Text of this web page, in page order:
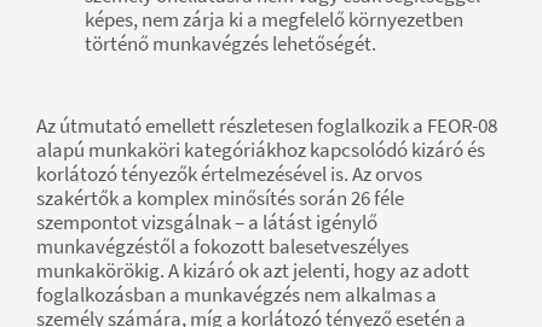
képes, nem zárja ki a megfelelő környezetben
történő munkavégzés lehetőségét.
Az útmutató emellett részletesen foglalkozik a FEOR-08
alapú munkaköri kategóriákhoz kapcsolódó kizáró és
korlátozó tényezők értelmezésével is. Az orvos
szakértők a komplex minősítés során 26 féle
szempontot vizsgálnak – a látást igénylő
munkavégzéstől a fokozott balesetveszélyes
munkakörökig. A kizáró ok azt jelenti, hogy az adott
foglalkozásban a munkavégzés nem alkalmas a
személy számára, míg a korlátozó tényező esetén a